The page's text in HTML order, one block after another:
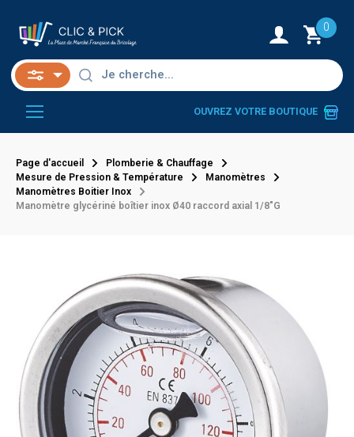
0
OUVREZ VOTRE BOUTIQUE
Page d'accueil
Plomberie & Chauffage
Mesure de Pression & Température
Manomètres
Manomètres Boitier Inox
Manomètre glycériné boîtier inox Ø40 raccord axial 1/8"G